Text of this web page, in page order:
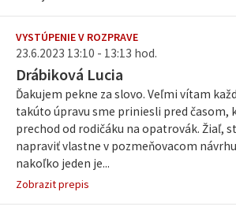
VYSTÚPENIE V ROZPRAVE
23.6.2023 13:10 - 13:13 hod.
Drábiková Lucia
Ďakujem pekne za slovo. Veľmi vítam
takúto úpravu sme priniesli pred
prechod od rodičáku na opatrovák. Žiaľ,
napraviť vlastne v pozmeňovacom
nakoľko jeden je...
Zobrazit prepis